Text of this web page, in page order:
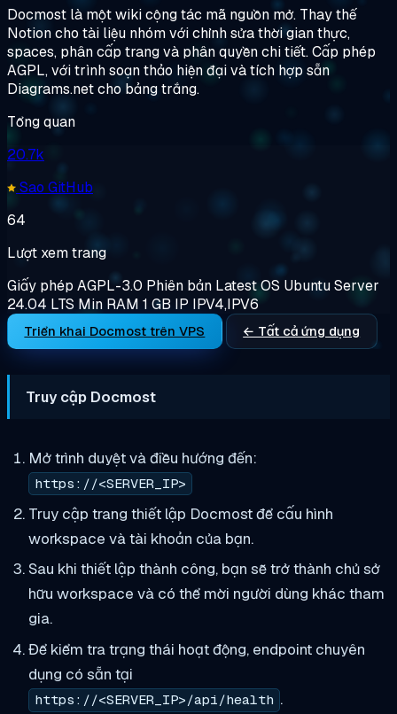
Docmost là một wiki cộng tác mã nguồn mở. Thay thế
Notion cho tài liệu nhóm với chỉnh sửa thời gian thực,
spaces, phân cấp trang và phân quyền chi tiết. Cấp phép
AGPL, với trình soạn thảo hiện đại và tích hợp sẵn
Diagrams.net cho bảng trắng.
Tổng quan
20.7k
Sao GitHub
64
Lượt xem trang
Giấy phép AGPL-3.0 Phiên bản LatestOS Ubuntu Server
24.04 LTS Min RAM 1 GB IP IPV4,IPV6
Triển khai Docmost trên VPS ← Tất cả ứng dụng
Truy cập Docmost
Mở trình duyệt và điều hướng đến:
https://<SERVER_IP>
Truy cập trang thiết lập Docmost để cấu hình
workspace và tài khoản của bạn.
Sau khi thiết lập thành công, bạn sẽ trở thành chủ sở
hữu workspace và có thể mời người dùng khác tham
gia.
Để kiểm tra trạng thái hoạt động, endpoint chuyên
dụng có sẵn tại
https://<SERVER_IP>/api/health .